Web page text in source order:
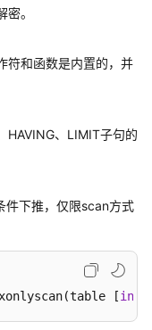
。
符和函数是内置的，并
HAVING、LIMIT子句的
件下推，仅限scan方式
[